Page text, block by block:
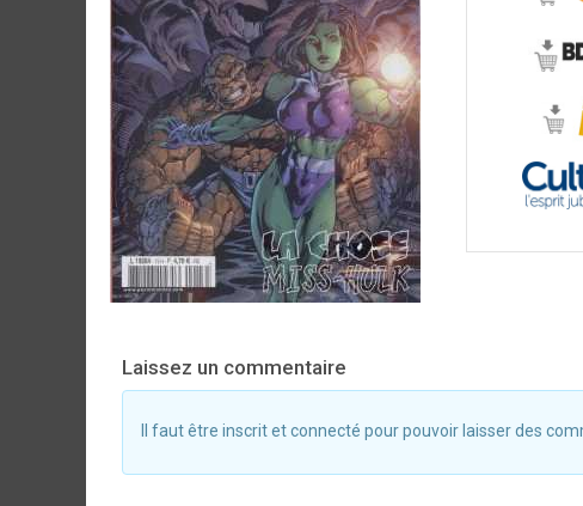
Laissez un commentaire
Il faut être inscrit et connecté pour pouvoir laisser des